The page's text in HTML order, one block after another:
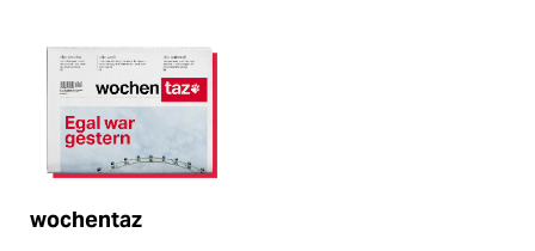
wochentaz